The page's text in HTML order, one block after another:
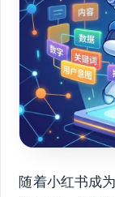
随着小红书成